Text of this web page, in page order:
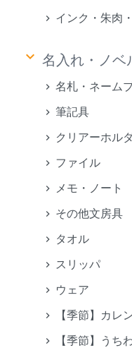
インク・朱肉
keyboard_arrow_down 名入れ・ノベ
名札・ネーム
筆記具
クリアーホル
ファイル
メモ・ノート
その他文房具
タオル
スリッパ
ウェア
【季節】カレ
【季節】うち